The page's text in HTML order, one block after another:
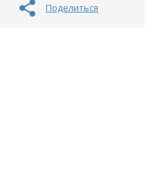
Поделиться